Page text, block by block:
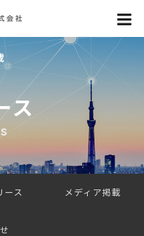
ス
ース メディア掲載